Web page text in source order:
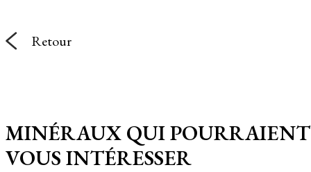
Retour
MINÉRAUX QUI POURRAIENT
VOUS INTÉRESSER